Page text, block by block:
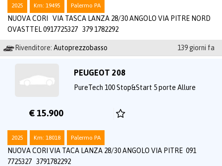
2025 Km: 19495 Palermo PA
NUOVA CORI VIA TASCA LANZA 28/30 ANGOLO VIA PITRE NORD
OVASTTEL 0917725327 379 1782292
Rivenditore: Autoprezzobasso 139 giorni fa
PEUGEOT 208
PureTech 100 Stop&Start 5 porte Allure
€ 15.900
2025 Km: 18018 Palermo PA
NUOVA CORI VIA TACA LANZA 28/30 ANGOLO VIA PITRE 091
7725327 3791782292